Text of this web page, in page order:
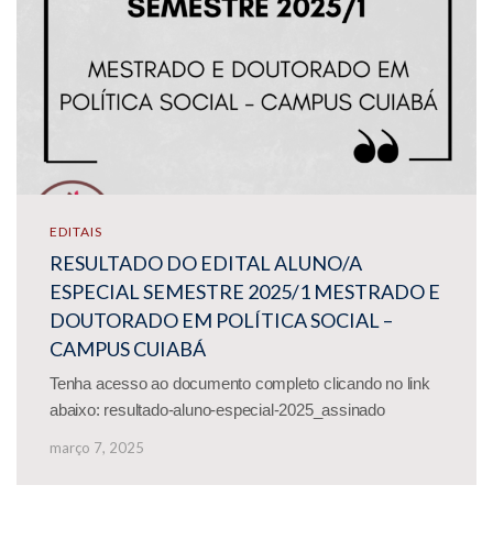
EDITAIS
RESULTADO DO EDITAL ALUNO/A
ESPECIAL SEMESTRE 2025/1 MESTRADO E
DOUTORADO EM POLÍTICA SOCIAL –
CAMPUS CUIABÁ
Tenha acesso ao documento completo clicando no link
abaixo: resultado-aluno-especial-2025_assinado
março 7, 2025